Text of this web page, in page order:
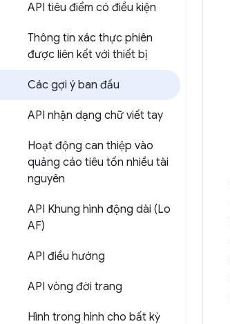
API tiêu điểm có điều kiện
Thông tin xác thực phiên
được liên kết với thiết bị
Các gợi ý ban đầu
API nhận dạng chữ viết tay
Hoạt động can thiệp vào
quảng cáo tiêu tốn nhiều tài
nguyên
API Khung hình động dài (Lo
AF)
API điều hướng
API vòng đời trang
Hình trong hình cho bất kỳ